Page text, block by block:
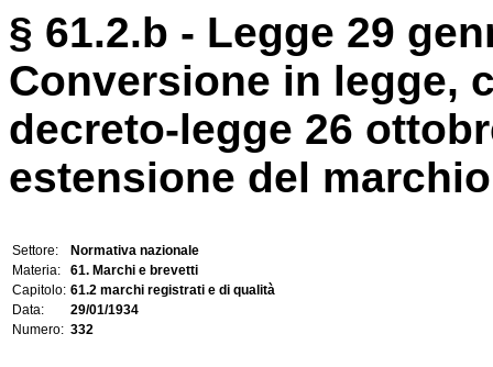
§ 61.2.b - Legge 29
Conversione in legge,
decreto-legge 26
estensione del
Settore:
Normativa nazionale
Materia:
61. Marchi e brevetti
Capitolo: 61.2 marchi registrati e di qualità
Data:
29/01/1934
Numero: 332